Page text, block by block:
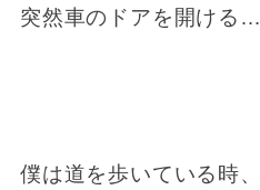
突然車のドアを開ける…
僕は道を歩いている時、